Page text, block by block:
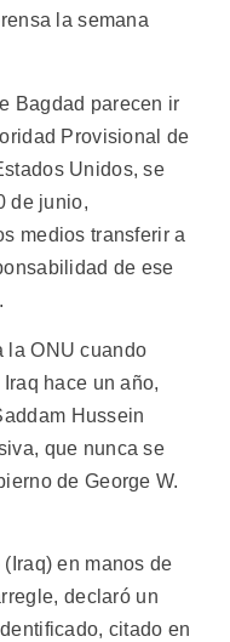
la semana
Bagdad parecen ir
Provisional de
Unidos, se
de junio,
medios transferir a
de ese
la ONU cuando
hace un año,
Hussein
que nunca se
de George W.
(Iraq) en manos de
declaró un
citado en